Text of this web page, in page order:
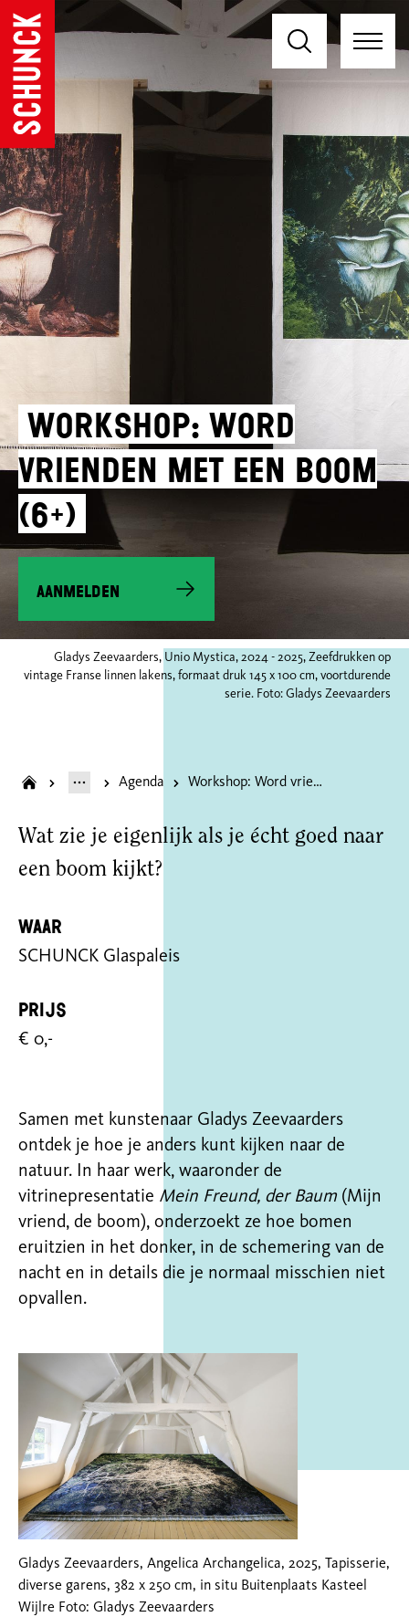
Workshop: Word
vrienden met een boom
(6+)
aanmelden
Gladys Zeevaarders, Unio Mystica, 2024 - 2025, Zeefdrukken op
vintage Franse linnen lakens, formaat druk 145 x 100 cm, voortdurende
serie. Foto: Gladys Zeevaarders
Agenda Workshop: Word vrienden met een boom (6+)
Wat zie je eigenlijk als je écht goed naar
een boom kijkt?
Waar
SCHUNCK Glaspaleis
Prijs
€ 0,-
Samen met kunstenaar Gladys Zeevaarders
ontdek je hoe je anders kunt kijken naar de
natuur. In haar werk, waaronder de
vitrinepresentatie Mein Freund, der Baum (Mijn
vriend, de boom), onderzoekt ze hoe bomen
eruitzien in het donker, in de schemering van de
nacht en in details die je normaal misschien niet
opvallen.
Gladys Zeevaarders, Angelica Archangelica, 2025, Tapisserie,
diverse garens, 382 x 250 cm, in situ Buitenplaats Kasteel
Wijlre Foto: Gladys Zeevaarders